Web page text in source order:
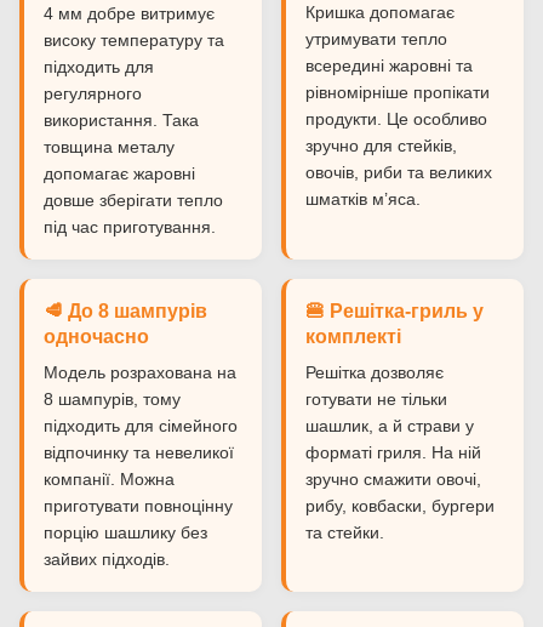
4 мм добре витримує
високу температуру та
підходить для
регулярного
використання. Така
товщина металу
допомагає жаровні
довше зберігати тепло
під час приготування.
Кришка допомагає
утримувати тепло
всередині жаровні та
рівномірніше пропікати
продукти. Це особливо
зручно для стейків,
овочів, риби та великих
шматків м’яса.
🥩 До 8 шампурів
одночасно
Модель розрахована на
8 шампурів, тому
підходить для сімейного
відпочинку та невеликої
компанії. Можна
приготувати повноцінну
порцію шашлику без
зайвих підходів.
🍔 Решітка-гриль у
комплекті
Решітка дозволяє
готувати не тільки
шашлик, а й страви у
форматі гриля. На ній
зручно смажити овочі,
рибу, ковбаски, бургери
та стейки.